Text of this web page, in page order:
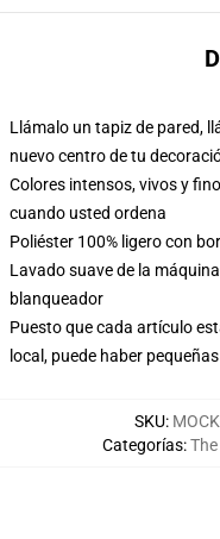
Llámalo un tapiz de pared,
nuevo centro de tu
Colores intensos, vivos y
cuando usted ordena
Poliéster 100% ligero con
Lavado suave de la
blanqueador
Puesto que cada artículo
local, puede haber
SKU:
Categorías: